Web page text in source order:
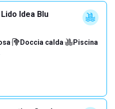
Idea Blu
· Doccia calda·
Piscina